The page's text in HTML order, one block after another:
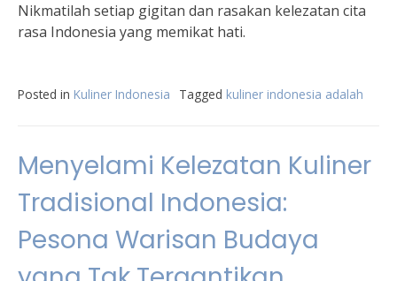
Nikmatilah setiap gigitan dan rasakan kelezatan cita
rasa Indonesia yang memikat hati.
Posted in Kuliner Indonesia Tagged kuliner indonesia adalah
Menyelami Kelezatan Kuliner
Tradisional Indonesia:
Pesona Warisan Budaya